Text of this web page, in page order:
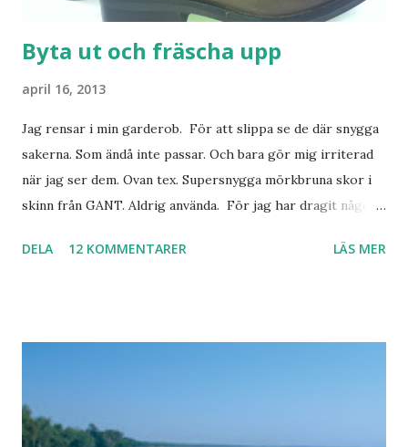
Byta ut och fräscha upp
april 16, 2013
Jag rensar i min garderob. För att slippa se de där snygga
sakerna. Som ändå inte passar. Och bara gör mig irriterad
när jag ser dem. Ovan tex. Supersnygga mörkbruna skor i
skinn från GANT. Aldrig använda. För jag har dragit någon
sköna. Stilrena. Snygga. Jag har sorterat ut klänningar som
Rester med några tjejkompisar. Ska bli underbart. Men det
behöver jag nog inte säga.
DELA 12 KOMMENTARER LÄS MER